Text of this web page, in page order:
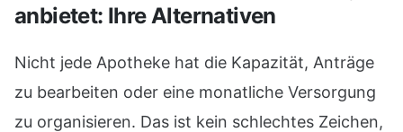
anbietet: Ihre Alternativen
Nicht jede Apotheke hat die Kapazität, Anträge
zu bearbeiten oder eine monatliche Versorgung
zu organisieren. Das ist kein schlechtes Zeichen,